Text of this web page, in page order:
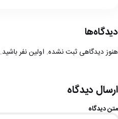
دیدگاه‌ها
هنوز دیدگاهی ثبت نشده. اولین نفر باشید.
ارسال دیدگاه
متن دیدگاه